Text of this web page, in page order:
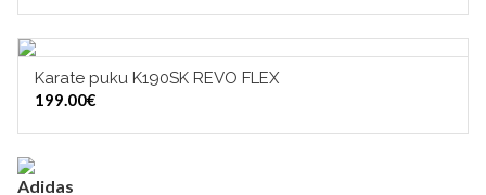
VALITSE VAIHTOEHDOISTA
Karate puku K190SK REVO FLEX
199.00€
TUOTERYHMÄT